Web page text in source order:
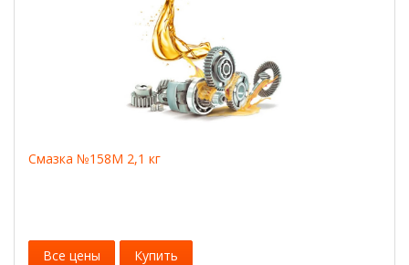
Смазка №158М 2,1 кг
Все цены Купить